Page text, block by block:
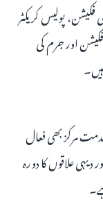
پولیس کریکٹر
اور جرم کی
مرکز بھی فعال
دیہی علاقوں کا دورہ